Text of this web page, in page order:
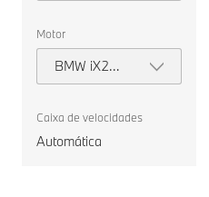
Motor
BMW iX2
xDrive30
Caixa de velocidades
Automática